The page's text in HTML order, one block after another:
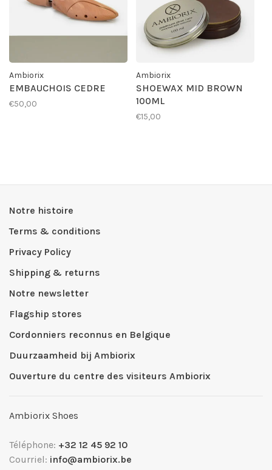
Ambiorix
EMBAUCHOIS CEDRE
€50,00
Ambiorix
SHOEWAX MID BROWN
100ML
€15,00
Notre histoire
Terms & conditions
Privacy Policy
Shipping & returns
Notre newsletter
Flagship stores
Cordonniers reconnus en Belgique
Duurzaamheid bij Ambiorix
Ouverture du centre des visiteurs Ambiorix
Ambiorix Shoes
Téléphone: +32 12 45 92 10
Courriel: info@ambiorix.be